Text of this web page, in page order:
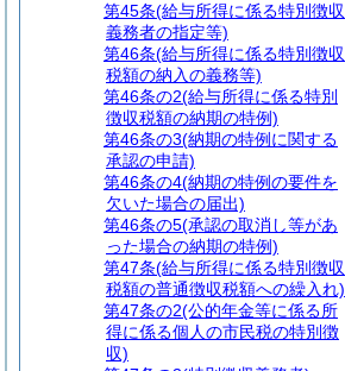
第45条(給与所得に係る特別徴収
義務者の指定等)
第46条(給与所得に係る特別徴収
税額の納入の義務等)
第46条の2(給与所得に係る特別
徴収税額の納期の特例)
第46条の3(納期の特例に関する
承認の申請)
第46条の4(納期の特例の要件を
欠いた場合の届出)
第46条の5(承認の取消し等があ
った場合の納期の特例)
第47条(給与所得に係る特別徴収
税額の普通徴収税額への繰入れ)
第47条の2(公的年金等に係る所
得に係る個人の市民税の特別徴
収)